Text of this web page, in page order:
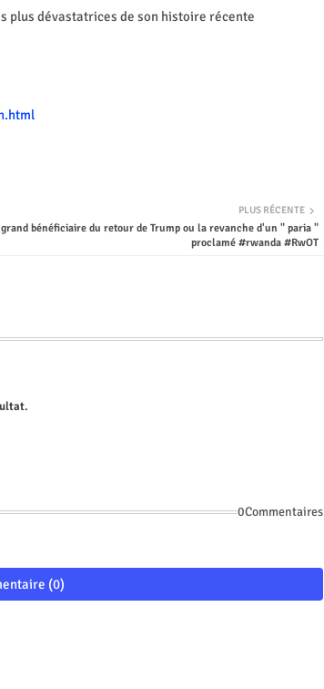
plus dévastatrices de son histoire récente
PLUS RÉCENTE
grand bénéficiaire du retour de Trump ou la revanche d'un " paria "
proclamé #rwanda #RwOT
0Commentaires
(0)